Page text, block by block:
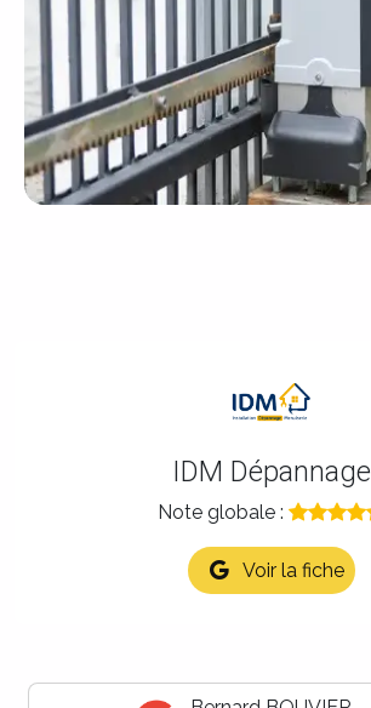
IDM Dépannage
Note globale :
Voir la fiche